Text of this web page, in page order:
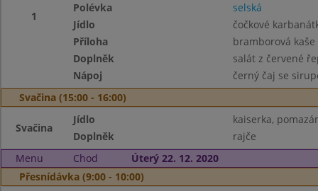
1
Polévka
selská
Jídlo
čočkové
Příloha
bramborová kaše
Doplněk
salát z červené
Nápoj
černý čaj se
Svačina (15:00 - 16:00)
Svačina
Jídlo
kaiserka,
Doplněk
rajče
Menu
Chod
Úterý 22. 12. 2020
Přesnídávka (9:00 - 10:00)